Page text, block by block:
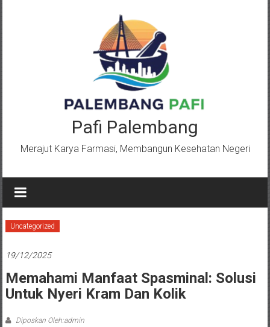
Pafi Palembang
Merajut Karya Farmasi, Membangun Kesehatan Negeri
Uncategorized
19/12/2025
Memahami Manfaat Spasminal: Solusi
Untuk Nyeri Kram Dan Kolik
Diposkan Oleh:admin